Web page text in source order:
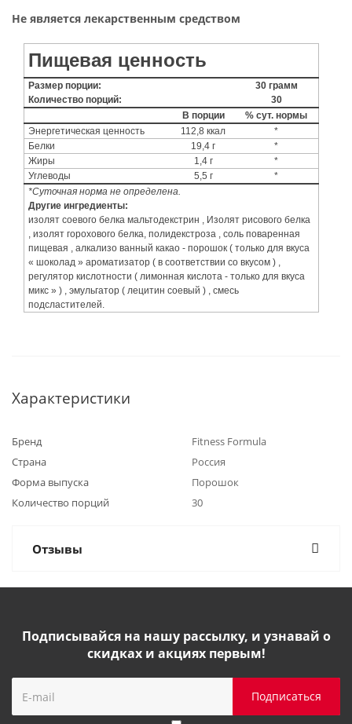
Не является лекарственным средством
Пищевая ценность
Размер порции:
30 грамм
Количество порций:
30
В порции
% сут. нормы
Энергетическая ценность
112,8 ккал
*
Белки
19,4 г
*
Жиры
1,4 г
*
Углеводы
5,5 г
*
*Суточная норма не определена.
Другие ингредиенты:
изолят соевого белка мальтодекстрин , Изолят рисового белка
, изолят горохового белка, полидекстроза , соль поваренная
пищевая , алкализо ванный какао - порошок ( только для вкуса
« шоколад » ароматизатор ( в соответствии со вкусом ) ,
регулятор кислотности ( лимонная кислота - только для вкуса
микс » ) , эмульгатор ( лецитин соевый ) , смесь
подсластителей.
Характеристики
Бренд
Fitness Formula
Страна
Россия
Форма выпуска
Порошок
Количество порций
30
Отзывы
Подписывайся на нашу рассылку, и узнавай о
скидках и акциях первым!